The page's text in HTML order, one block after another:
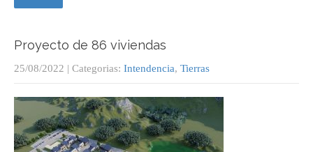
Proyecto de 86 viviendas
25/08/2022 | Categorias: Intendencia, Tierras